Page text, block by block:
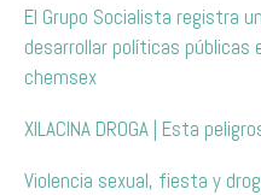
El Grupo Socialista registra
desarrollar políticas públicas
chemsex
XILACINA DROGA | Esta
Violencia sexual, fiesta y